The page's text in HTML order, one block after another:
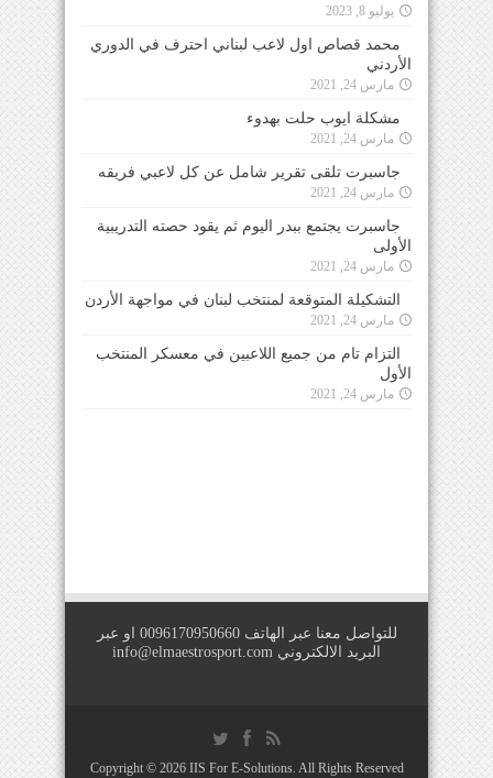
يوليو 8, 2023
محمد قصاص اول لاعب لبناني احترف في الدوري
الأردني
مارس 24, 2021
مشكلة ايوب حلت بهدوء
مارس 24, 2021
جاسبرت تلقى تقرير شامل عن كل لاعبي فريقه
مارس 24, 2021
جاسبرت يجتمع ببدر اليوم ثم يقود حصته التدريبية
الأولى
مارس 24, 2021
التشكيلة المتوقعة لمنتخب لبنان في مواجهة الأردن
مارس 24, 2021
التزام تام من جميع اللاعبين في معسكر المنتخب
الأول
مارس 24, 2021
للتواصل معنا عبر الهاتف 0096170950660 او عبر
البريد الالكتروني info@elmaestrosport.com
Copyright © 2026 IIS For E-Solutions. All Rights Reserved